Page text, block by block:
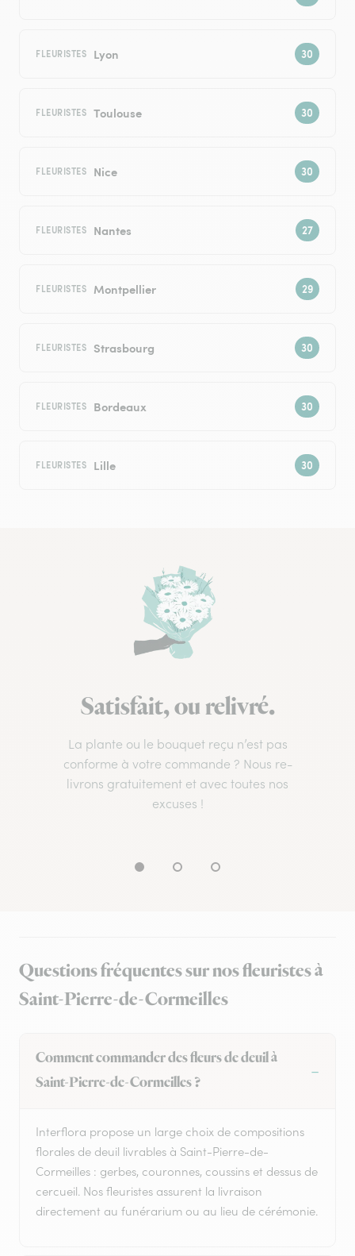
FLEURISTES Lyon
FLEURISTES Toulouse
FLEURISTES Nice
FLEURISTES Nantes
FLEURISTES Montpellier
FLEURISTES Strasbourg
FLEURISTES Bordeaux
FLEURISTES Lille
Satisfait, ou relivré.
La plante ou le bouquet reçu n’est pas
conforme à votre commande ? Nous re-
livrons gratuitement et avec toutes nos
excuses !
Questions fréquentes sur nos fleuristes à
Saint-Pierre-de-Cormeilles
Comment commander des fleurs de deuil à
Saint-Pierre-de-Cormeilles ?
Interflora propose un large choix de compositions
florales de deuil livrables à Saint-Pierre-de-
Cormeilles : gerbes, couronnes, coussins et dessus de
cercueil. Nos fleuristes assurent la livraison
directement au funérarium ou au lieu de cérémonie.